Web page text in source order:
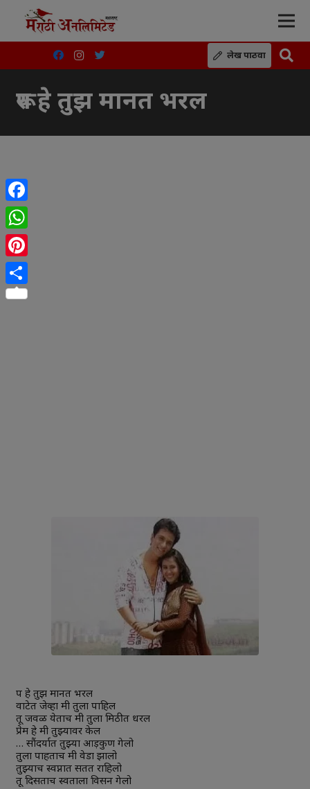
लेख पाठवा
रूप हे तुझ मानत भरल
रूप हे तुझ मानत भरल
वाटेत जेव्हा मी तुला पाहिल
तू जवळ येताच मी तुला मिठीत धरल
प्रेम हे मी तुझ्यावर केल
… सौंदर्यात तुझ्या आड़कुण गेलो
तुला पाहताच मी वेडा झालो
तुझ्याच स्वप्नात सतत राहिलो
तू दिसताच स्वताला विसरून गेलो
Facebook
WhatsApp
Pinterest
Share